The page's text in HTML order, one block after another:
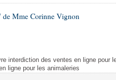
de Mme Corinne Vignon
interdiction des ventes en ligne pour
ligne pour les animaleries